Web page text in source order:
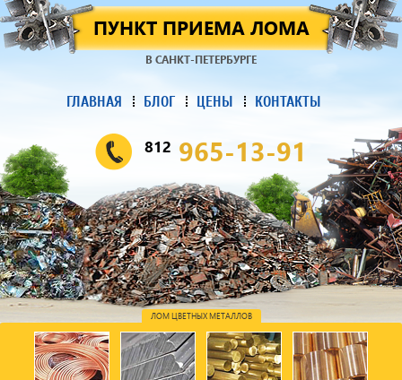
ПУНКТ ПРИЕМА ЛОМА
В САНКТ-ПЕТЕРБУРГЕ
812 965-13-91
ГЛАВНАЯ БЛОГ ЦЕНЫ КОНТАКТЫ
ЛОМ ЦВЕТНЫХ МЕТАЛЛОВ